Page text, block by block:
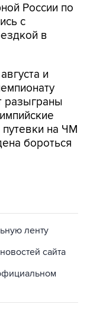
России по
с
в
и
разыграны
путевки на ЧМ
бороться
ленту
сайта